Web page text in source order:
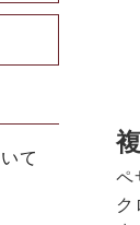
て
ペ
ク